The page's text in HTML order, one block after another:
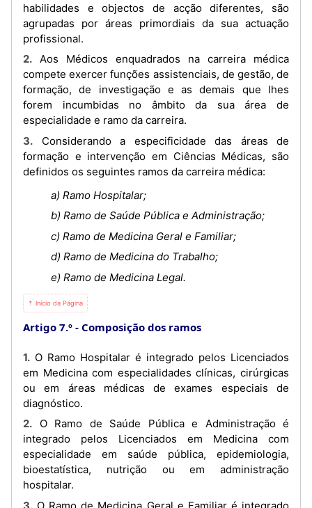
habilidades e objectos de acção diferentes, são
agrupadas por áreas primordiais da sua actuação
profissional.
2. Aos Médicos enquadrados na carreira médica
compete exercer funções assistenciais, de gestão, de
formação, de investigação e as demais que lhes
forem incumbidas no âmbito da sua área de
especialidade e ramo da carreira.
3. Considerando a especificidade das áreas de
formação e intervenção em Ciências Médicas, são
definidos os seguintes ramos da carreira médica:
a) Ramo Hospitalar;
b) Ramo de Saúde Pública e Administração;
c) Ramo de Medicina Geral e Familiar;
d) Ramo de Medicina do Trabalho;
e) Ramo de Medicina Legal.
⇡ Início da Página
Artigo 7.º Composição dos ramos
1. O Ramo Hospitalar é integrado pelos Licenciados
em Medicina com especialidades clínicas, cirúrgicas
ou em áreas médicas de exames especiais de
diagnóstico.
2. O Ramo de Saúde Pública e Administração é
integrado pelos Licenciados em Medicina com
especialidade em saúde pública, epidemiologia,
bioestatística, nutrição ou em administração
hospitalar.
3. O Ramo de Medicina Geral e Familiar é integrado